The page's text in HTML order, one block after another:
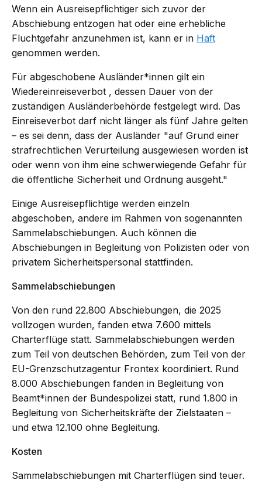
Wenn ein Ausreisepflichtiger sich zuvor der
Abschiebung entzogen hat oder eine erhebliche
Fluchtgefahr anzunehmen ist, kann er in Haft
genommen werden.
Für abgeschobene Ausländer*innen gilt ein
Wiedereinreiseverbot , dessen Dauer von der
zuständigen Ausländerbehörde festgelegt wird. Das
Einreiseverbot darf nicht länger als fünf Jahre gelten
– es sei denn, dass der Ausländer "auf Grund einer
strafrechtlichen Verurteilung ausgewiesen worden ist
oder wenn von ihm eine schwerwiegende Gefahr für
die öffentliche Sicherheit und Ordnung ausgeht."
Einige Ausreisepflichtige werden einzeln
abgeschoben, andere im Rahmen von sogenannten
Sammelabschiebungen. Auch können die
Abschiebungen in Begleitung von Polizisten oder von
privatem Sicherheitspersonal stattfinden.
Sammelabschiebungen
Von den rund 22.800 Abschiebungen, die 2025
vollzogen wurden, fanden etwa 7.600 mittels
Charterflüge statt. Sammelabschiebungen werden
zum Teil von deutschen Behörden, zum Teil von der
EU-Grenzschutzagentur Frontex koordiniert. Rund
8.000 Abschiebungen fanden in Begleitung von
Beamt*innen der Bundespolizei statt, rund 1.800 in
Begleitung von Sicherheitskräfte der Zielstaaten –
und etwa 12.100 ohne Begleitung.
Kosten
Sammelabschiebungen mit Charterflügen sind teuer.